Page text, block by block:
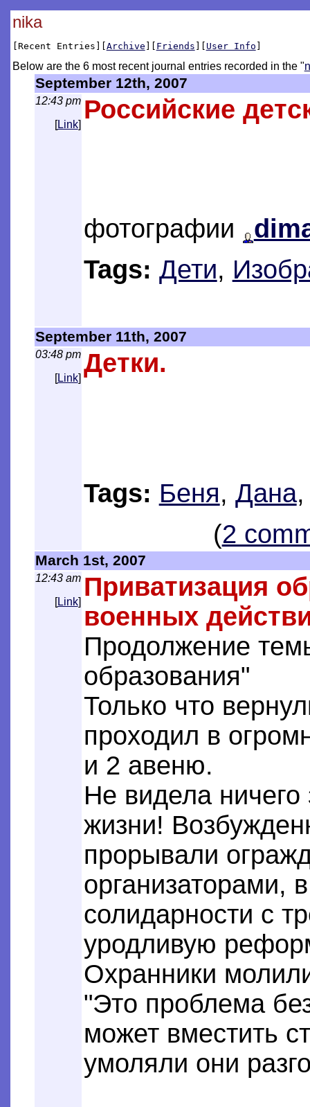
nika
[Recent Entries][Archive ][ Friends ][ User Info ]
Below are the 6 most recent journal entries recorded in the "
September 12th, 2007
12:43 pm
[Link]
Российские
фотографии
Tags: Дети,
September 11th, 2007
03:48 pm
[Link]
Детки.
Tags: Беня, Дана
(2
March 1st, 2007
12:43 am
[Link]
Приватизация
военных
Продолжение
образования"
Только что
проходил в
и 2 авеню.
Не видела ничего
жизни!
прорывали
организаторами,
солидарности с
уродливую
Охранники
"Это проблема
может вместить
умоляли они